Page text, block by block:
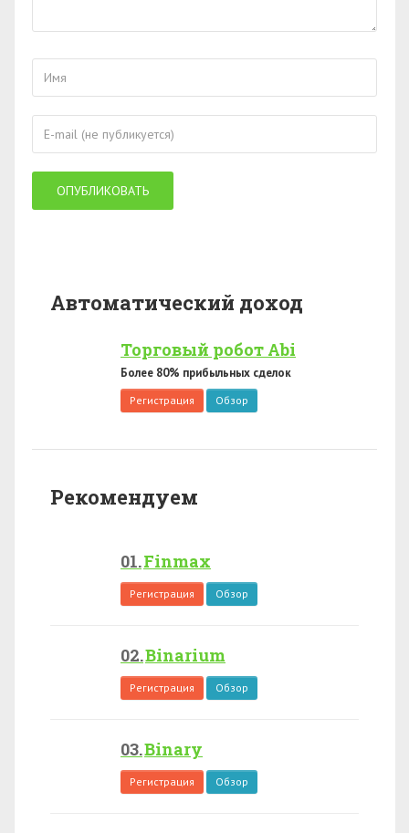
Автоматический доход
Торговый робот Abi
Более 80% прибыльных сделок
Регистрация Обзор
Рекомендуем
Finmax
Регистрация Обзор
Binarium
Регистрация Обзор
Binary
Регистрация Обзор